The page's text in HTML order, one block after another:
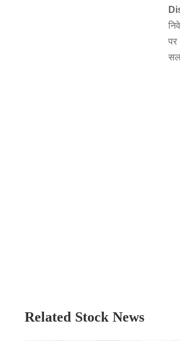
Related Stock News